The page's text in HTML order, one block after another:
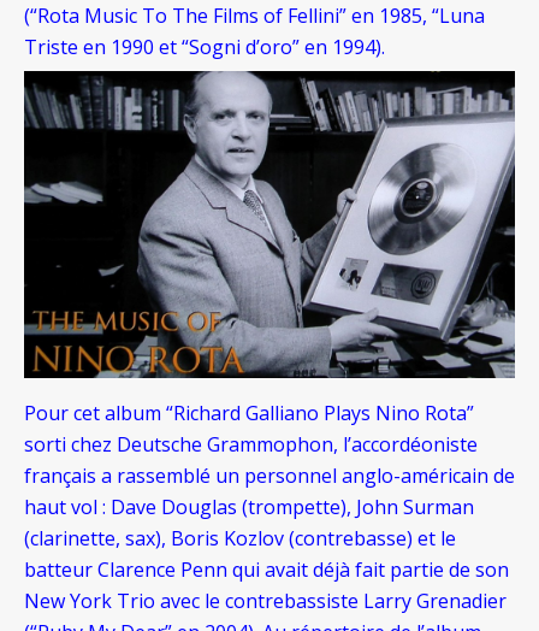
(“Rota Music To The Films of Fellini” en 1985, “Luna
Triste en 1990 et “Sogni d’oro” en 1994).
Pour cet album “Richard Galliano Plays Nino Rota”
sorti chez Deutsche Grammophon, l’accordéoniste
français a rassemblé un personnel anglo-américain de
haut vol : Dave Douglas (trompette), John Surman
(clarinette, sax), Boris Kozlov (contrebasse) et le
batteur Clarence Penn qui avait déjà fait partie de son
New York Trio avec le contrebassiste Larry Grenadier